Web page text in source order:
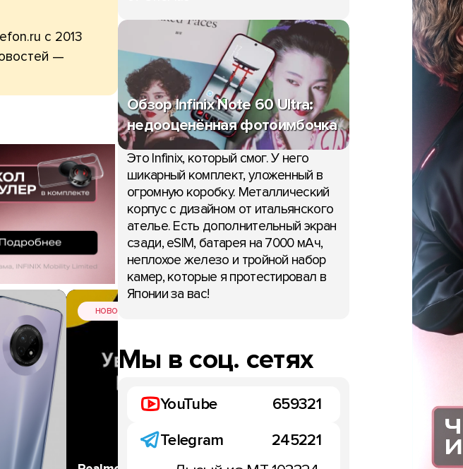
с 2013
—
НОВОСТИ
Первый тизер Huawei
будет опубликован на
Обзор Infinix Note 60 Ultra:
недооценённая фотоимбочка
Это Infinix, который смог. У него
шикарный комплект, уложенный в
огромную коробку. Металлический
корпус с дизайном от итальянского
ателье. Есть дополнительный экран
сзади, eSIM, батарея на 7000 мАч,
неплохое железо и тройной набор
камер, которые я протестировал в
Японии за вас!
Мы в соц. сетях
YouTube
659321
Telegram
245221